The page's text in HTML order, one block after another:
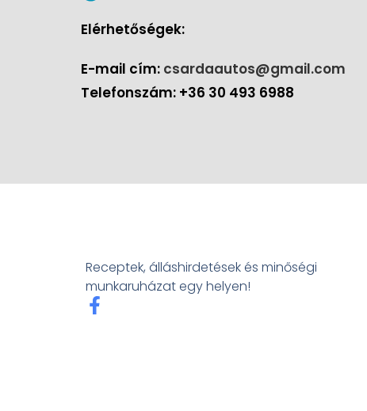
Elérhetőségek:
E-mail cím: csardaautos@gmail.com
Telefonszám: +36 30 493 6988
Receptek, álláshirdetések és minőségi
munkaruházat egy helyen!